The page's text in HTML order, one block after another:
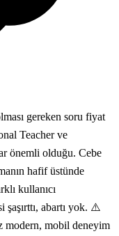
gereken soru fiyat
Teacher ve
önemli olduğu. Cebe
hafif üstünde
kullanıcı
şaşırttı, abartı yok. ⚠️
modern, mobil deneyim